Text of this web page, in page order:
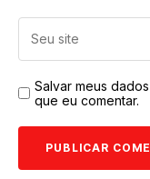
Salvar meus
que eu comentar.